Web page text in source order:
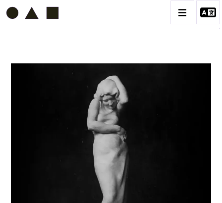
ETIENNE BEOTHY
BIOGRAPHIE
CATALOGUE DES OEUVRES
VOL. 1 - LES SCULPTURES
CONTACT